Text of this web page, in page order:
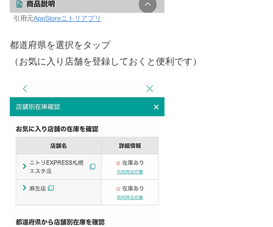
引用元AppStoreニトリアプリ
都道府県を選択をタップ
（お気に入り店舗を登録しておくと便利です）